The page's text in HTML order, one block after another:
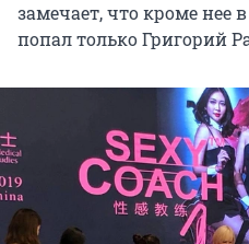
замечает, что кроме нее
попал только Григорий